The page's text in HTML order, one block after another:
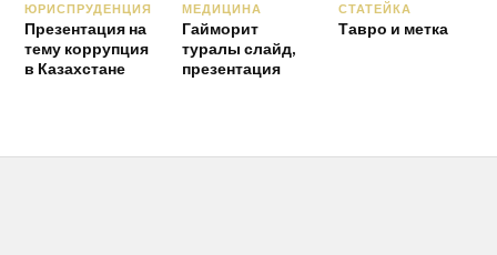
ЮРИСПРУДЕНЦИЯ
Презентация на
тему коррупция
в Казахстане
МЕДИЦИНА
Гайморит
туралы слайд,
презентация
СТАТЕЙКА
Тавро и метка